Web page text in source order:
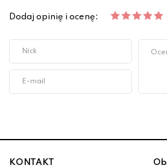
Dodaj opinię i ocenę:
KONTAKT